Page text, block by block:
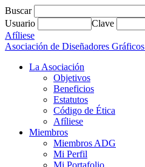
Buscar
Usuario
Clave
Afíliese
Asociación de Diseñadores
La Asociación
Objetivos
Beneficios
Estatutos
Código de Ética
Afíliese
Miembros
Miembros ADG
Mi Perfil
Mi Portafolio